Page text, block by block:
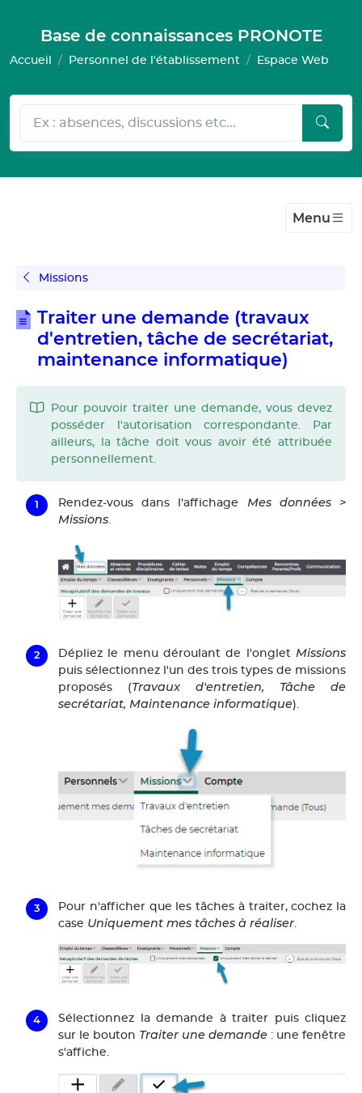
Base de connaissances PRONOTE
Accueil Personnel de l'établissement Espace Web
Menu
Missions
Traiter une demande (travaux
d'entretien, tâche de secrétariat,
maintenance informatique)
Pour pouvoir traiter une demande, vous devez
posséder l'autorisation correspondante. Par
ailleurs, la tâche doit vous avoir été attribuée
personnellement.
Rendez-vous dans l'affichage Mes données >
Missions
Dépliez le menu déroulant de l'onglet Missions
puis sélectionnez l'un des trois types de missions
proposés (Travaux d'entretien, Tâche de
secrétariat, Maintenance informatique).
Pour n'afficher que les tâches à traiter, cochez la
case Uniquement mes tâches à réaliser
Sélectionnez la demande à traiter puis cliquez
sur le bouton Traiter une demande : une fenêtre
s'affiche.